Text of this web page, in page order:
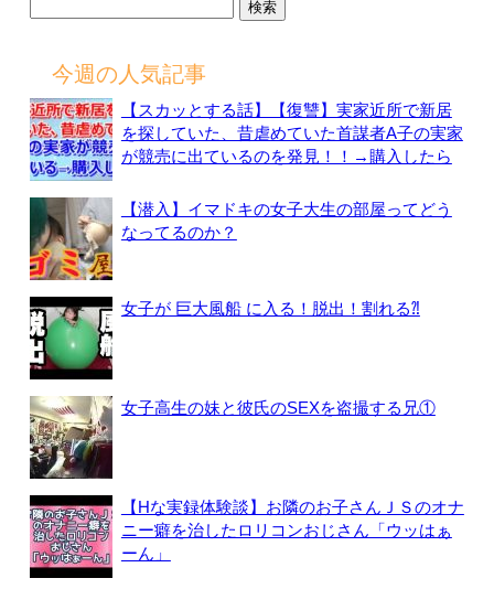
今週の人気記事
【スカッとする話】【復讐】実家近所で新居
を探していた、昔虐めていた首謀者A子の実家
が競売に出ているのを発見！！→購入したら
【潜入】イマドキの女子大生の部屋ってどう
なってるのか？
女子が 巨大風船 に入る！脱出！割れる⁈
女子高生の妹と彼氏のSEXを盗撮する兄①
【Hな実録体験談】お隣のお子さんＪＳのオナ
ニー癖を治したロリコンおじさん「ウッはぁ
ーん」